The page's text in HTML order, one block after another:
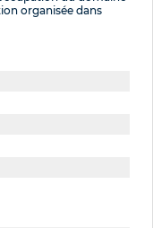
organisée dans